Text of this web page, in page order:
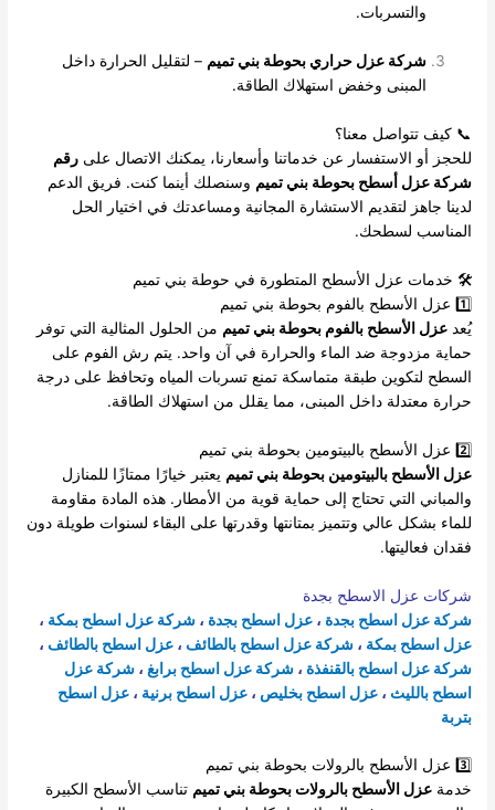
والتسربات.
شركة عزل حراري بحوطة بني تميم – لتقليل الحرارة داخل
المبنى وخفض استهلاك الطاقة.
📞 كيف تتواصل معنا؟
للحجز أو الاستفسار عن خدماتنا وأسعارنا، يمكنك الاتصال علىرقم
شركة عزل أسطح بحوطة بني تميم وسنصلك أينما كنت. فريق الدعم
لدينا جاهز لتقديم الاستشارة المجانية ومساعدتك في اختيار الحل
المناسب لسطحك.
🛠️ خدمات عزل الأسطح المتطورة في حوطة بني تميم
1️⃣ عزل الأسطح بالفوم بحوطة بني تميم
يُعدعزل الأسطح بالفوم بحوطة بني تميم من الحلول المثالية التي توفر
حماية مزدوجة ضد الماء والحرارة في آن واحد. يتم رش الفوم على
السطح لتكوين طبقة متماسكة تمنع تسربات المياه وتحافظ على درجة
حرارة معتدلة داخل المبنى، مما يقلل من استهلاك الطاقة.
2️⃣ عزل الأسطح بالبيتومين بحوطة بني تميم
عزل الأسطح بالبيتومين بحوطة بني تميم يعتبر خيارًا ممتازًا للمنازل
والمباني التي تحتاج إلى حماية قوية من الأمطار. هذه المادة مقاومة
للماء بشكل عالي وتتميز بمتانتها وقدرتها على البقاء لسنوات طويلة دون
فقدان فعاليتها.
شركات عزل الاسطح بجدة
شركة عزل اسطح بجدة ،عزل اسطح بجدة ،شركة عزل اسطح بمكة ،
عزل اسطح بمكة ،شركة عزل اسطح بالطائف ،عزل اسطح بالطائف ،
شركة عزل اسطح بالقنفذة ،شركة عزل اسطح برابغ ، شركة عزل
اسطح بالليث ،عزل اسطح بخليص ، عزل اسطح برنية ،عزل اسطح
بتربة
3️⃣ عزل الأسطح بالرولات بحوطة بني تميم
خدمةعزل الأسطح بالرولات بحوطة بني تميم تناسب الأسطح الكبيرة